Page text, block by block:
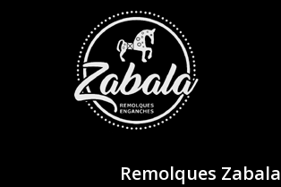
Remolques Zabala